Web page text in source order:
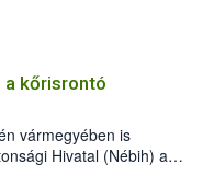
a kőrisrontó
vármegyében is
Hivatal (Nébih) a